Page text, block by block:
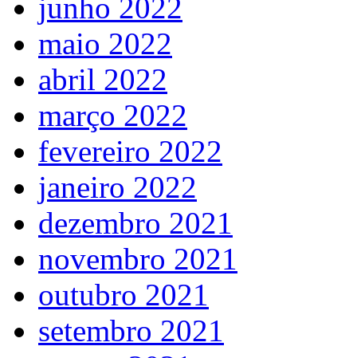
junho 2022
maio 2022
abril 2022
março 2022
fevereiro 2022
janeiro 2022
dezembro 2021
novembro 2021
outubro 2021
setembro 2021